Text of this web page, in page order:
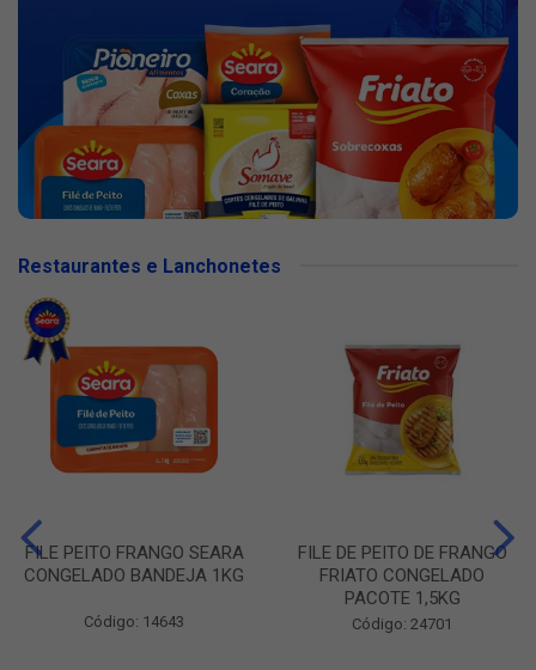
Restaurantes e Lanchonetes
FILE PEITO FRANGO SEARA
CONGELADO BANDEJA 1KG
Código: 14643
FILE DE PEITO DE FRANGO
FRIATO CONGELADO
PACOTE 1,5KG
Código: 24701